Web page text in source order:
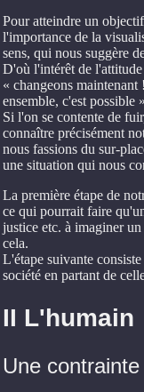
Pour atteindre un
l'importance de la
sens, qui nous suggère
D'où l'intérêt de
« changeons
ensemble, c'est possible
Si l'on se contente de
connaître précisément
nous fassions du sur-
une situation qui nous
La première étape de
ce qui pourrait faire
justice etc. à imaginer
cela.
L'étape suivante
société en partant de
II L'humain
Une contrainte